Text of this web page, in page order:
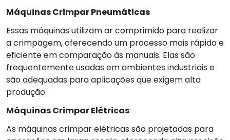
Máquinas Crimpar Pneumáticas
Essas máquinas utilizam ar comprimido para realizar
a crimpagem, oferecendo um processo mais rápido e
eficiente em comparação às manuais. Elas são
frequentemente usadas em ambientes industriais e
são adequadas para aplicações que exigem alta
produção.
Máquinas Crimpar Elétricas
As máquinas crimpar elétricas são projetadas para